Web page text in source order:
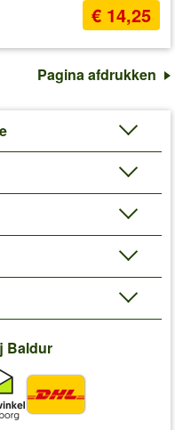
€ 14,25
Pagina afdrukken
Baldur